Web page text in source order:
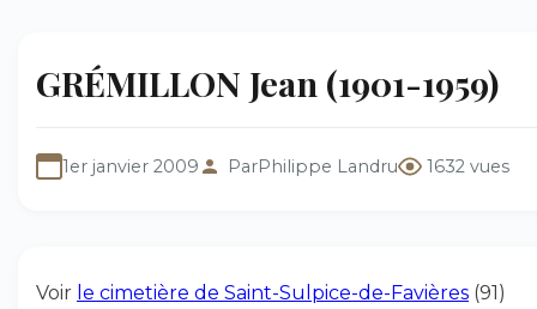
GRÉMILLON Jean (1901-1959)
1er janvier 2009 ParPhilippe Landru 1632 vues
Voir le cimetière de Saint-Sulpice-de-Favières (91)